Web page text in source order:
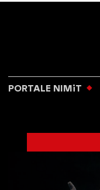
PORTALE NIMiT